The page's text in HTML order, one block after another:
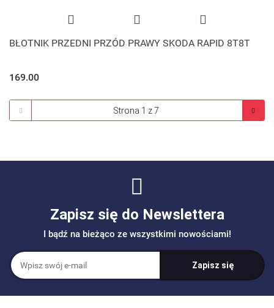
BŁOTNIK PRZEDNI PRZÓD PRAWY SKODA RAPID 8T8T
169.00
Zapisz się do Newslettera
I bądź na bieżąco ze wszystkimi nowościami!